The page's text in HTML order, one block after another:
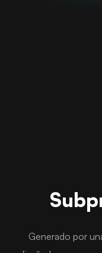
Generado por